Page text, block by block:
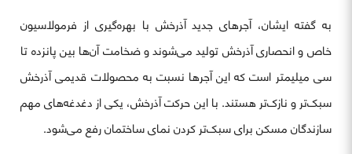
به گفته ایشان، آجرهای جدید آذرخش با بهره‌گیری از فرمولاسیون
خاص و انحصاری آذرخش تولید می‌شوند و ضخامت آن‌ها بین پانزده تا
سی میلیمتر است که این آجرها نسبت به محصولات قدیمی آذرخش
سبک‌تر و نازک‌تر هستند. با این حرکت آذرخش، یکی از دغدغه‌های مهم
سازندگان مسکن برای سبک‌تر کردن نمای ساختمان رفع می‌شود.